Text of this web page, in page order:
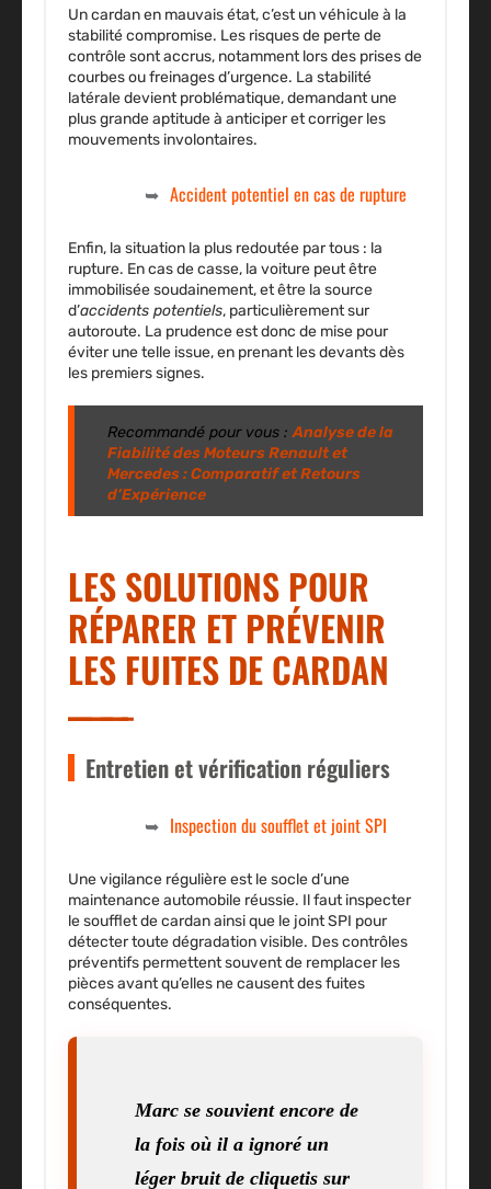
Un cardan en mauvais état, c’est un véhicule à la
stabilité compromise. Les risques de perte de
contrôlesont accrus, notamment lors des prises de
courbes ou freinages d’urgence. La stabilité
latérale devient problématique, demandant une
plus grande aptitude à anticiper et corriger les
mouvements involontaires.
Accident potentiel en cas de rupture
Enfin, la situation la plus redoutée par tous : la
rupture. En cas de casse, la voiture peut être
immobilisée soudainement, et être la source
d’accidents potentiels, particulièrement sur
autoroute. La prudence est donc de mise pour
éviter une telle issue, en prenant les devants dès
les premiers signes.
Recommandé pour vous :Analyse de la
Fiabilité des Moteurs Renault et
Mercedes : Comparatif et Retours
d’Expérience
LES SOLUTIONS POUR
RÉPARER ET PRÉVENIR
LES FUITES DE CARDAN
Entretien et vérification réguliers
Inspection du soufflet et joint SPI
Une vigilance régulière est le socle d’une
maintenance automobile réussie. Il fautinspecter
le soufflet de cardan ainsi que le joint SPI pour
détecter toute dégradation visible. Des contrôles
préventifs permettent souvent de remplacer les
pièces avant qu’elles ne causent des fuites
conséquentes.
Marc se souvient encore de
la fois où il a ignoré un
léger bruit de cliquetis sur